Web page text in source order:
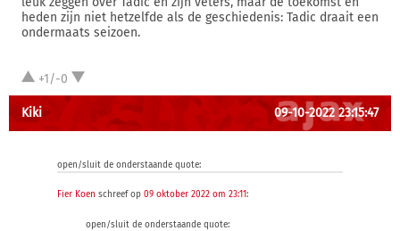
heden zijn niet hetzelfde als de geschiedenis: Tadic draait een
ondermaats seizoen.
+1/-0
Kiki 09-10-2022 23:15:47
open/sluit de onderstaande quote:
Fier Koen schreef op 09 oktober 2022 om 23:11:
open/sluit de onderstaande quote: